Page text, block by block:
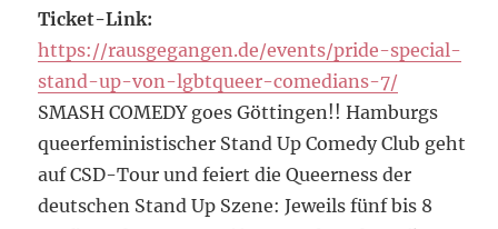
Ticket-Link:
https://rausgegangen.de/events/pride-special-
stand-up-von-lgbtqueer-comedians-7/
SMASH COMEDY goes Göttingen!! Hamburgs
queerfeministischer Stand Up Comedy Club geht
auf CSD-Tour und feiert die Queerness der
deutschen Stand Up Szene: Jeweils fünf bis 8